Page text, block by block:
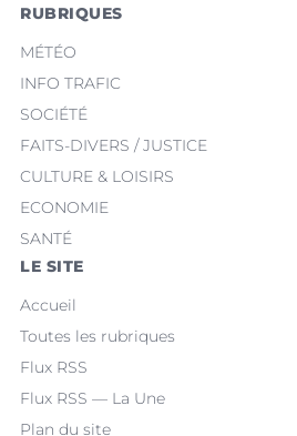
RUBRIQUES
MÉTÉO
INFO TRAFIC
SOCIÉTÉ
FAITS-DIVERS / JUSTICE
CULTURE & LOISIRS
ECONOMIE
SANTÉ
LE SITE
Accueil
Toutes les rubriques
Flux RSS
Flux RSS — La Une
Plan du site